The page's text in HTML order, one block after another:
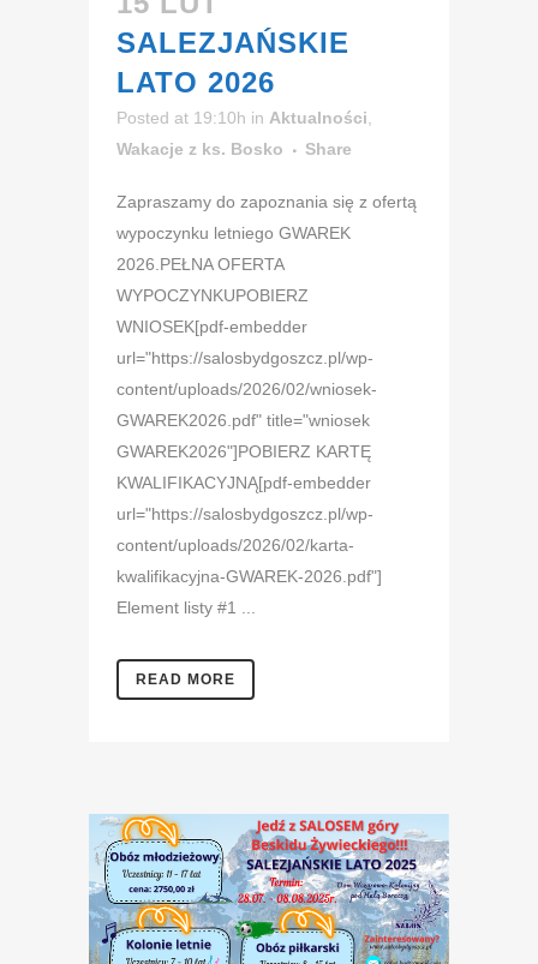
SALEZJAŃSKIE
LATO 2026
Posted at 19:10h in Aktualności
Wakacje z ks. Bosko
Share
Zapraszamy do zapoznania się z ofertą
wypoczynku letniego GWAREK
2026.PEŁNA OFERTA
WYPOCZYNKUPOBIERZ
WNIOSEK[pdf-embedder
url="https://salosbydgoszcz.pl/wp-
content/uploads/2026/02/wniosek-
GWAREK2026.pdf" title="wniosek
GWAREK2026"]POBIERZ KARTĘ
KWALIFIKACYJNĄ[pdf-embedder
url="https://salosbydgoszcz.pl/wp-
content/uploads/2026/02/karta-
kwalifikacyjna-GWAREK-2026.pdf"]
Element listy #1 ...
READ MORE